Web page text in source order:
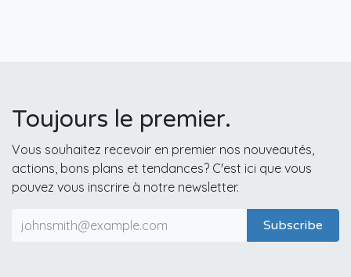
Toujours le premier.
Vous souhaitez recevoir en premier nos nouveautés,
actions, bons plans et tendances? C'est ici que vous
pouvez vous inscrire à notre newsletter.
Subscribe